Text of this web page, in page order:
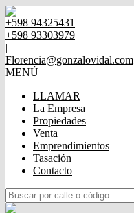
+598 94325431
+598 93303979
|
Florencia@gonzalovidal.com
MENÚ
LLAMAR
La Empresa
Propiedades
Venta
Emprendimientos
Tasación
Contacto